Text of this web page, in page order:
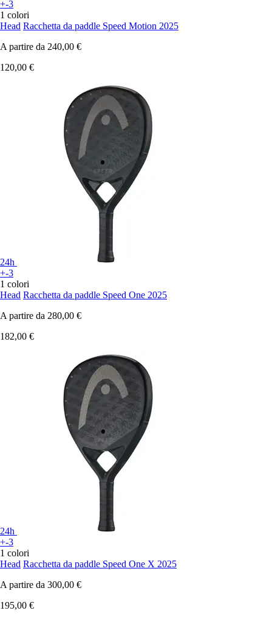
+-3
1 colori
Head Racchetta da paddle Speed Motion 2025
A partire da 240,00 €
120,00 €
24h
+-3
1 colori
Head Racchetta da paddle Speed One 2025
A partire da 280,00 €
182,00 €
24h
+-3
1 colori
Head Racchetta da paddle Speed One X 2025
A partire da 300,00 €
195,00 €